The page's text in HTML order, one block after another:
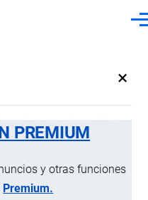
×
PREMIUM
y otras funciones
Premium.
desde